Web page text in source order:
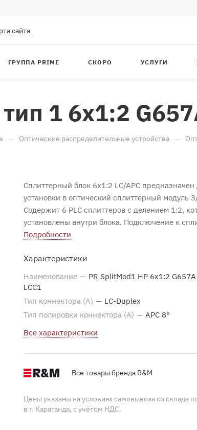
сайта
ГРУППА PRIME СКОРО УСЛУГИ
1 6x1:2
— Оптические распределительные устройства —
Сплиттерный блок 6x1:2 LC/APC предназначен
установки в оптический сплиттерный модуль
Содержит 6 PLC сплиттеров с делением 1:2,
установлены внутри блока. Подключение к
происходит через внешние адаптеры LC-
входы визуально разделены, а на верхней
в табличном виде расписаны номера входов и
Подробности
Характеристики
Наименование — PR SplitMod1 HP 6x1:2 G657A
LCC1
Тип коннектора (A) — LC-Duplex
Тип полировки коннектора (A) — APC 8°
Все характеристики
Все товары бренда R&M
Цены указаны на условиях самовывоза со склада
в г. Караганда, с учётом НДС.